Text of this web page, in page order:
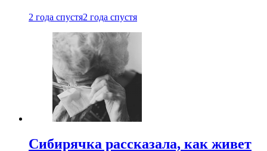
2 года спустя2 года спустя
Сибирячка рассказала, как живет